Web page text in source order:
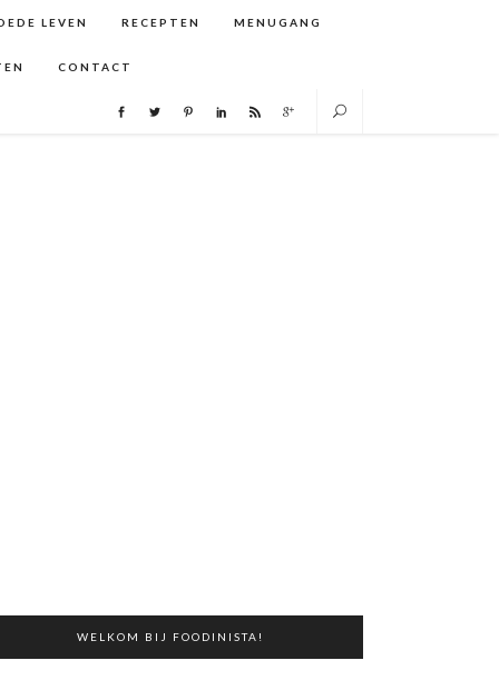
LEVEN RECEPTEN MENUGANG
CONTACT
WELKOM BIJ FOODINISTA!